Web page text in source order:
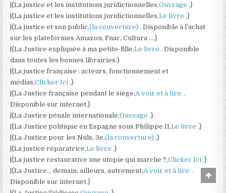
|{La justice et les institutions juridictionnelles,Ouvrage .}
|{La justice et les institutions juridictionnelles,Le livre .}
|{La justice et son public,(la couverture) . Disponible à l’achat
sur les plateformes Amazon, Fnac, Cultura ….}
|{La Justice expliquée à ma petite-fille,Le livre . Disponible
dans toutes les bonnes librairies.}
|{La justice française : acteurs, fonctionnement et
médias,Clicker Ici .}
|{La Justice française pendant le siège,A voir et à lire. .
Disponible sur internet.}
|{La Justice pénale internationale,Ouvrage .}
|{La Justice politique en Espagne sous Philippe II,Le livre .}
|{La Justice pour les Nuls, 3e,(la couverture) .}
|{La justice réparatrice,Le livre .}
|{La justice restaurative une utopie qui marche ?,Clicker Ici .}
|{La Justice… demain, ailleurs, autrement,A voir et à lire. .
Disponible sur internet.}
to
Top